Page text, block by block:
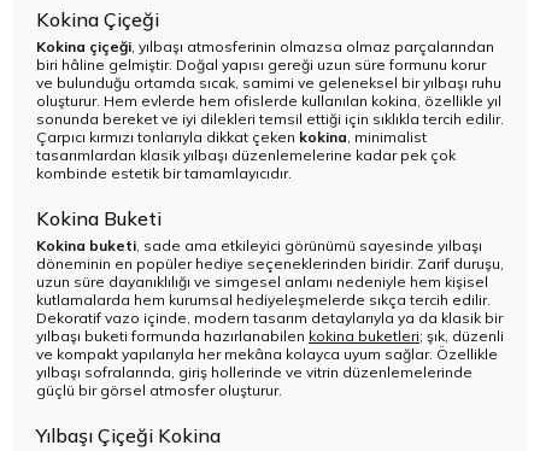
Kokina Çiçeği
Kokina çiçeği , yılbaşı atmosferinin olmazsa olmaz parçalarından
biri hâline gelmiştir. Doğal yapısı gereği uzun süre formunu korur
ve bulunduğu ortamda sıcak, samimi ve geleneksel bir yılbaşı ruhu
oluşturur. Hem evlerde hem ofislerde kullanılan kokina, özellikle yıl
sonunda bereket ve iyi dilekleri temsil ettiği için sıklıkla tercih edilir.
Çarpıcı kırmızı tonlarıyla dikkat çeken kokina , minimalist
tasarımlardan klasik yılbaşı düzenlemelerine kadar pek çok
kombinde estetik bir tamamlayıcıdır.
Kokina Buketi
Kokina buketi , sade ama etkileyici görünümü sayesinde yılbaşı
döneminin en popüler hediye seçeneklerinden biridir. Zarif duruşu,
uzun süre dayanıklılığı ve simgesel anlamı nedeniyle hem kişisel
kutlamalarda hem kurumsal hediyeleşmelerde sıkça tercih edilir.
Dekoratif vazo içinde, modern tasarım detaylarıyla ya da klasik bir
yılbaşı buketi formunda hazırlanabilen kokina buketleri; şık, düzenli
ve kompakt yapılarıyla her mekâna kolayca uyum sağlar. Özellikle
yılbaşı sofralarında, giriş hollerinde ve vitrin düzenlemelerinde
güçlü bir görsel atmosfer oluşturur.
Yılbaşı Çiçeği Kokina